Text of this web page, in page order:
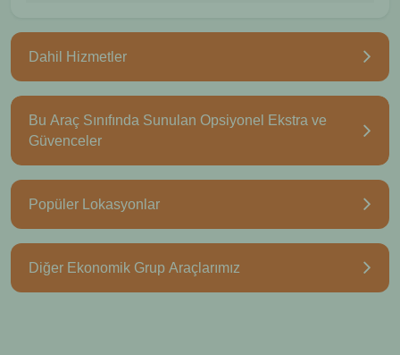
Dahil Hizmetler
Bu Araç Sınıfında Sunulan Opsiyonel Ekstra ve
Güvenceler
Popüler Lokasyonlar
Diğer Ekonomik Grup Araçlarımız